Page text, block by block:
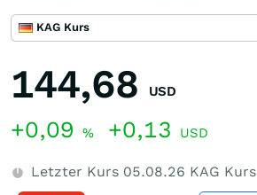
KAG Kurs
144,68 USD
+0,09 % +0,13 USD
Letzter Kurs 05.08.26 KAG Kurs